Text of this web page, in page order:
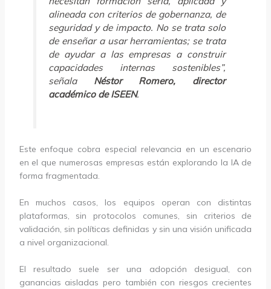
alineada con criterios de gobernanza, de
seguridad y de impacto. No se trata solo
de enseñar a usar herramientas; se trata
de ayudar a las empresas a construir
capacidades internas sostenibles”,
señala Néstor Romero, director
académico de ISEEN.
Este enfoque cobra especial relevancia en un escenario
en el que numerosas empresas están explorando la IA de
forma fragmentada.
En muchos casos, los equipos operan con distintas
plataformas, sin protocolos comunes, sin criterios de
validación, sin políticas definidas y sin una visión unificada
a nivel organizacional.
El resultado suele ser una adopción desigual, con
ganancias aisladas pero también con riesgos crecientes